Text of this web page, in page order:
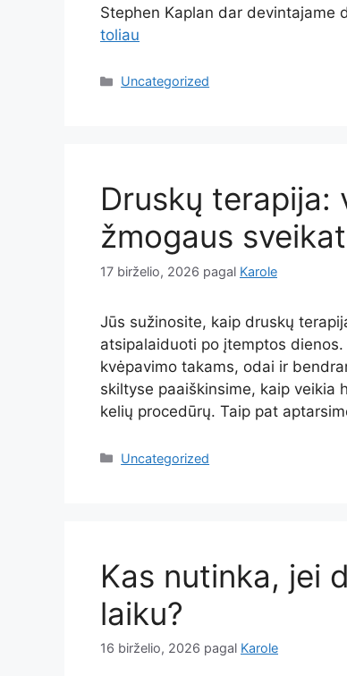
Stephen Kaplan dar devintajame
toliau
Kategorijos
Uncategorized
Druskų terapija:
žmogaus
17 birželio, 2026 pagal Karole
Jūs sužinosite, kaip druskų
atsipalaiduoti po įtemptos
kvėpavimo takams, odai ir
skiltyse paaiškinsime, kaip veikia
kelių procedūrų. Taip pat
Kategorijos
Uncategorized
Kas nutinka, jei
laiku?
16 birželio, 2026 pagal Karole